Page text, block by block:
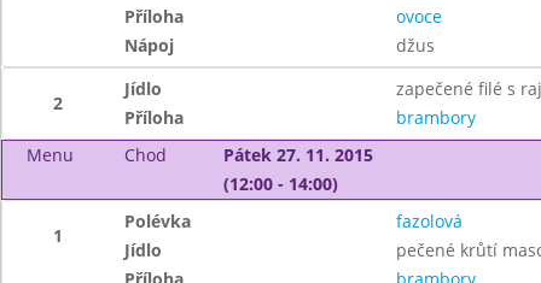
Příloha
ovoce
Nápoj
džus
2
Jídlo
zapečené filé s
Příloha
brambory
Menu
Chod
Pátek 27. 11. 2015
(12:00 - 14:00)
1
Polévka
fazolová
Jídlo
pečené krůtí